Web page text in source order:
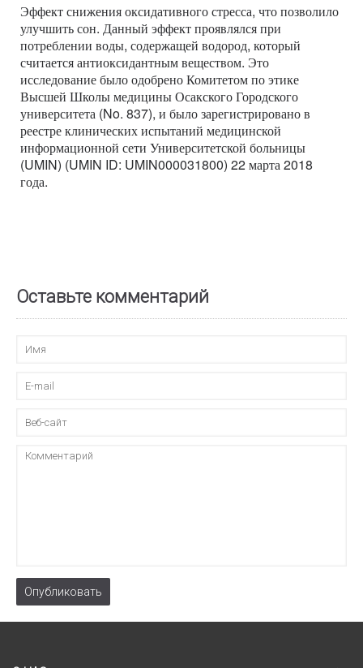
Эффект снижения оксидативного стресса, что позволило
улучшить сон. Данный эффект проявлялся при
потреблении воды, содержащей водород, который
считается антиоксидантным веществом. Это
исследование было одобрено Комитетом по этике
Высшей Школы медицины Осакского Городского
университета (No. 837), и было зарегистрировано в
реестре клинических испытаний медицинской
информационной сети Университетской больницы
(UMIN) (UMIN ID: UMIN000031800) 22 марта 2018
года.
Оставьте комментарий
Опубликовать